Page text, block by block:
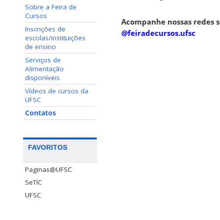
Sobre a Feira de
Cursos
Inscrições de
escolas/instituições
de ensino
Serviços de
Alimentação
disponíveis
Vídeos de cursos da
UFSC
Contatos
FAVORITOS
Paginas@UFSC
SeTIC
UFSC
Acompanhe nossas redes
@feiradecursos.ufsc